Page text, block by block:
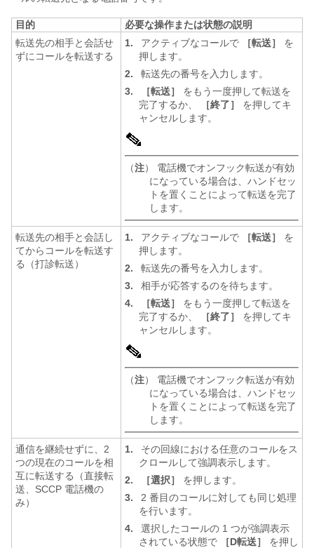
目的
必要な操作または状態の説明
転送先の相手と会話せ
ずにコールを転送する
1. アクティブなコールで ［転送］
を
押します。
2.
転送先の番号を入力します。
3.
［転送］
をもう一度押して転送を
完了するか、
［終了］
を押してキ
ャンセルします。
（注） 電話機でオンフック転送が有効
になっている場合は、ハンドセッ
トを置くことによって転送を完了
します。
転送先の相手と会話し
てからコールを転送す
る（打診転送）
1. アクティブなコールで ［転送］
を
押します。
2.
転送先の番号を入力します。
3.
相手が応答するのを待ちます。
4.
［転送］
をもう一度押して転送を
完了するか、
［終了］
を押してキ
ャンセルします。
（注） 電話機でオンフック転送が有効
になっている場合は、ハンドセッ
トを置くことによって転送を完了
します。
通信を継続せずに、2
つの現在のコールを相
互に転送する（直接転
送、SCCP 電話機の
み）
1.
その回線における任意のコールをス
クロールして強調表示します。
2.
［選択］
を押します。
3.
2 番目のコールに対しても同じ処理
を行います。
4.
選択したコールの 1 つが強調表示
されている状態で ［D転送］
を押し